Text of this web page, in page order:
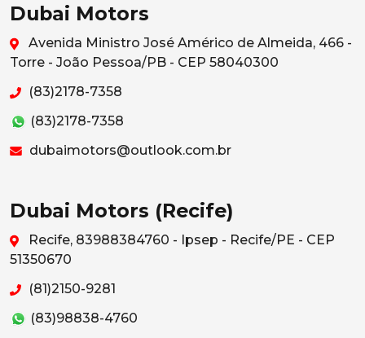
Dubai Motors
Avenida Ministro José Américo de Almeida, 466 -
Torre - João Pessoa/PB - CEP 58040300
(83)2178-7358
(83)2178-7358
dubaimotors@outlook.com.br
Dubai Motors (Recife)
Recife, 83988384760 - Ipsep - Recife/PE - CEP
51350670
(81)2150-9281
(83)98838-4760